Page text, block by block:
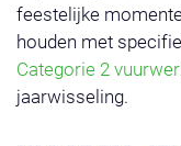
feestelijke
houden met
Categorie 2
jaarwisseling.